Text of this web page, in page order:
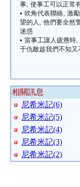
事, 使事工可以正常
• 吹角代表聯絡, 激
望的人, 他們要全然
迷惑
• 當事工讓人疲憊時
于仇敵趁我們不知
相關訊息
尼希米記(6)
尼希米記(5)
尼希米記(4)
尼希米記(3)
尼希米記(2)